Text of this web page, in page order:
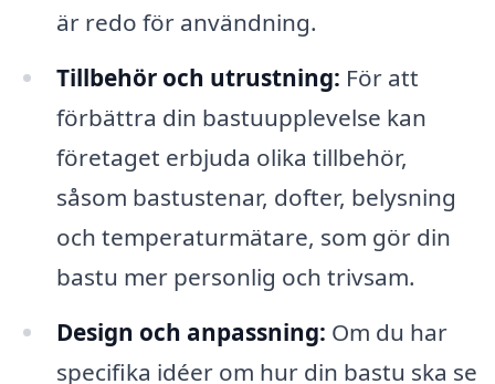
är redo för användning.
Tillbehör och utrustning: För att
förbättra din bastuupplevelse kan
företaget erbjuda olika tillbehör,
såsom bastustenar, dofter, belysning
och temperaturmätare, som gör din
bastu mer personlig och trivsam.
Design och anpassning: Om du har
specifika idéer om hur din bastu ska se